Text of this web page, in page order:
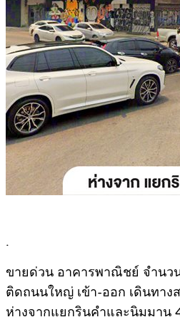
.
ขายด่วน อาคารพาณิชย์ จำนว
ติดถนนใหญ่ เข้า-ออก เดินทาง
ห่างจากแยกรินคำและนิมมาน